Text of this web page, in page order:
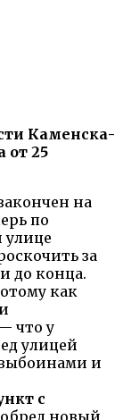
Каменска-
от 25
на
по
улице
за
до конца.
как
что у
улицей
и
с
новый